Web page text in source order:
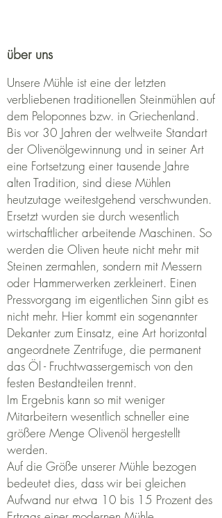
über uns
Unsere Mühle ist eine der letzten
verbliebenen traditionellen Steinmühlen auf
dem Peloponnes bzw. in Griechenland.
Bis vor 30 Jahren der weltweite Standart
der Olivenölgewinnung und in seiner Art
eine Fortsetzung einer tausende Jahre
alten Tradition, sind diese Mühlen
heutzutage weitestgehend verschwunden.
Ersetzt wurden sie durch wesentlich
wirtschaftlicher arbeitende Maschinen. So
werden die Oliven heute nicht mehr mit
Steinen zermahlen, sondern mit Messern
oder Hammerwerken zerkleinert. Einen
Pressvorgang im eigentlichen Sinn gibt es
nicht mehr. Hier kommt ein sogenannter
Dekanter zum Einsatz, eine Art horizontal
angeordnete Zentrifuge, die permanent
das Öl - Fruchtwassergemisch von den
festen Bestandteilen trennt.
Im Ergebnis kann so mit weniger
Mitarbeitern wesentlich schneller eine
größere Menge Olivenöl hergestellt
werden.
Auf die Größe unserer Mühle bezogen
bedeutet dies, dass wir bei gleichen
Aufwand nur etwa 10 bis 15 Prozent des